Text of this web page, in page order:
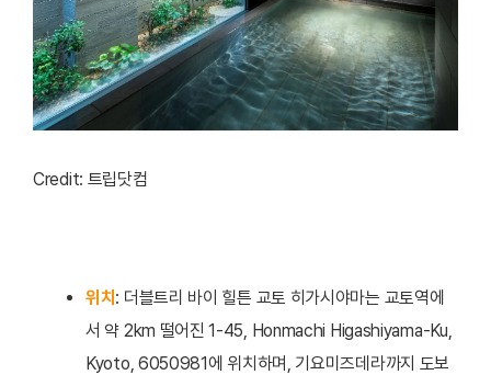
Credit: 트립닷컴
위치 : 더블트리 바이 힐튼 교토 히가시야마는 교토역에
서 약 2km 떨어진 1-45, Honmachi Higashiyama-Ku,
Kyoto, 6050981에 위치하며, 기요미즈데라까지 도보